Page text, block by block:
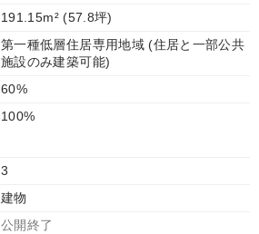
191.15m² (57.8坪)
第一種低層住居専用地域 (住居と一部公共
施設のみ建築可能)
60%
100%
3
建物
公開終了